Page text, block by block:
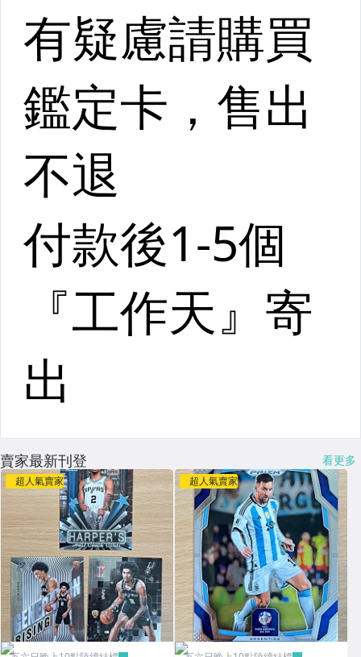
賣家最新刊登 看更多
超人氣賣家 超人氣賣家